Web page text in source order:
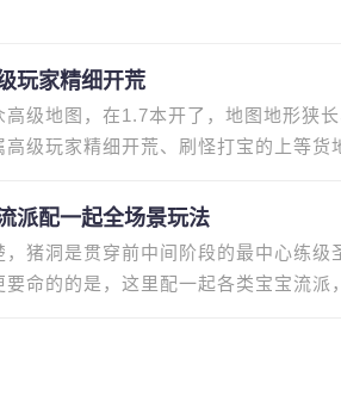
玩家精细开荒
级地图，在1.7本开了，地图地形狭
级玩家精细开荒、刷怪打宝的上等
派配一起全场景玩法
猪洞是贯穿前中间阶段的最中心练
命的的是，这里配一起各类宝宝流